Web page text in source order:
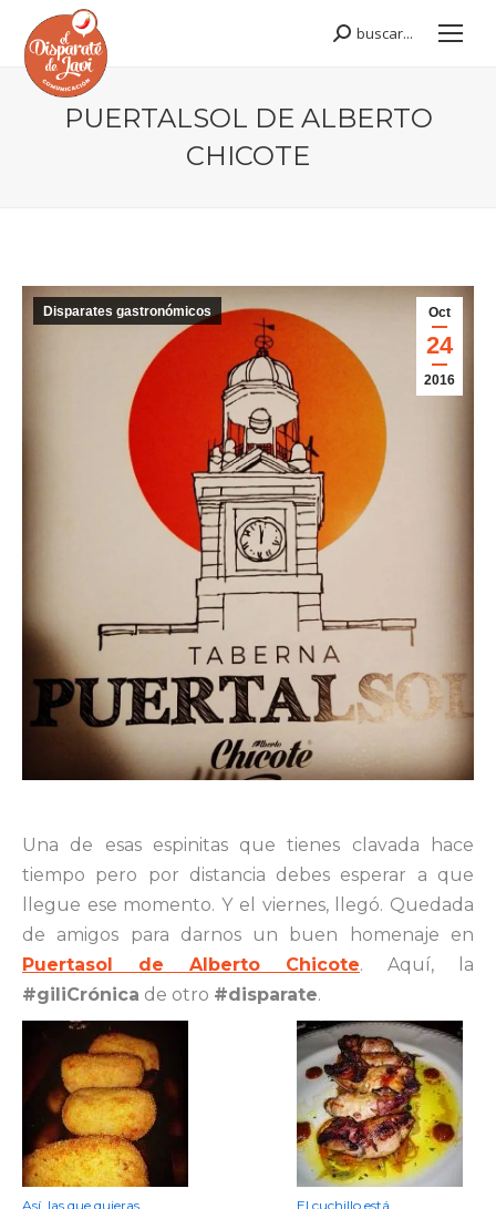
Buscar:
buscar...
PUERTALSOL DE ALBERTO
CHICOTE
Oct
24
2016
Disparates gastronómicos
Una de esas espinitas que tienes clavada hace
tiempo pero por distancia debes esperar a que
llegue ese momento. Y el viernes, llegó. Quedada
de amigos para darnos un buen homenaje en
Puertasol de Alberto Chicote. Aquí, la
#giliCrónica de otro #disparate.
Así, las que quieras …
El cuchillo está